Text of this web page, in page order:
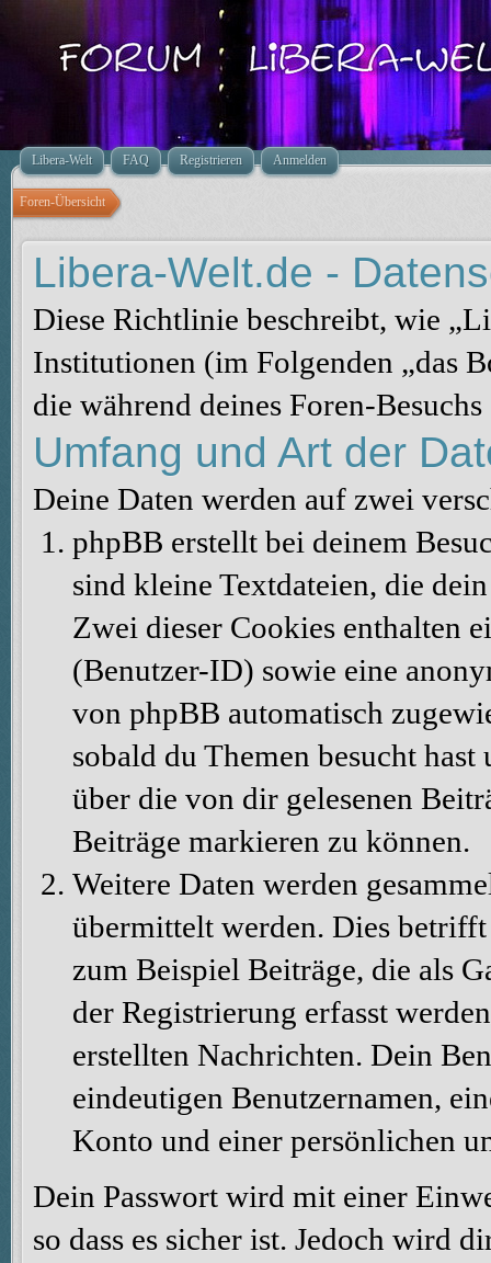
Libera-Welt FAQ Registrieren Anmelden
Foren-Übersicht
Libera-Welt.de -
Diese Richtlinie beschreibt, wie
Institutionen (im Folgenden „das
die während deines Foren-
Umfang und Art der
Deine Daten werden auf zwei
phpBB erstellt bei deinem
sind kleine Textdateien, die
Zwei dieser Cookies enthalten
(Benutzer-ID) sowie eine
von phpBB automatisch
sobald du Themen besucht
über die von dir gelesenen
Beiträge markieren zu können.
Weitere Daten werden
übermittelt werden. Dies
zum Beispiel Beiträge, die als
der Registrierung erfasst
erstellten Nachrichten. Dein
eindeutigen Benutzernamen,
Konto und einer persönlichen
Dein Passwort wird mit einer
so dass es sicher ist. Jedoch wird